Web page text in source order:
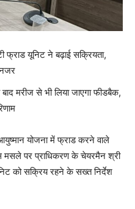
फ्राड यूनिट ने बढ़ाई सक्रियता,
मरीज से भी लिया जाएगा फीडबैक,
आयुष्मान योजना में फ्राड करने वाले
पर प्राधिकरण के चेयरमैन श्री
को सक्रिय रहने के सख्त निर्देश